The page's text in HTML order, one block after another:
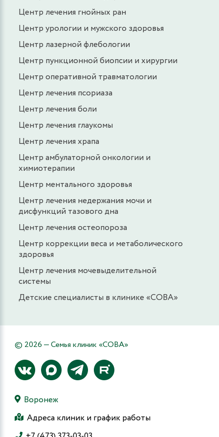
Центр лечения гнойных ран
Центр урологии и мужского здоровья
Центр лазерной флебологии
Центр пункционной биопсии и хирургии
Центр оперативной травматологии
Центр лечения псориаза
Центр лечения боли
Центр лечения глаукомы
Центр лечения храпа
Центр амбулаторной онкологии и
химиотерапии
Центр ментального здоровья
Центр лечения недержания мочи и
дисфункций тазового дна
Центр лечения остеопороза
Центр коррекции веса и метаболического
здоровья
Центр лечения мочевыделительной
системы
Детские специалисты в клинике «СОВА»
© 2026 — Семья клиник «СОВА»
Воронеж
Адреса клиник и график работы